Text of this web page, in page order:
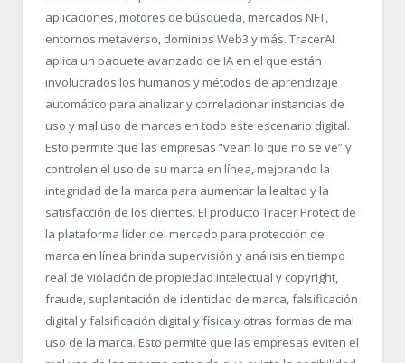
aplicaciones, motores de búsqueda, mercados NFT,
entornos metaverso, dominios Web3 y más. TracerAI
aplica un paquete avanzado de IA en el que están
involucrados los humanos y métodos de aprendizaje
automático para analizar y correlacionar instancias de
uso y mal uso de marcas en todo este escenario digital.
Esto permite que las empresas “vean lo que no se ve” y
controlen el uso de su marca en línea, mejorando la
integridad de la marca para aumentar la lealtad y la
satisfacción de los clientes. El producto Tracer Protect de
la plataforma líder del mercado para protección de
marca en línea brinda supervisión y análisis en tiempo
real de violación de propiedad intelectual y copyright,
fraude, suplantación de identidad de marca, falsificación
digital y falsificación digital y física y otras formas de mal
uso de la marca. Esto permite que las empresas eviten el